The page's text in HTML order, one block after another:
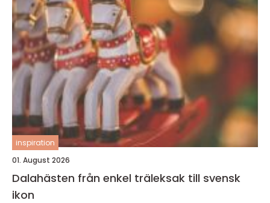
inspiration
01. August 2026
Dalahästen från enkel träleksak till svensk
ikon